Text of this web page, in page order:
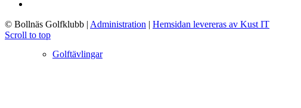
Golftävlingar
© Bollnäs Golfklubb | Administration | Hemsidan levereras av Kust IT
Scroll to top